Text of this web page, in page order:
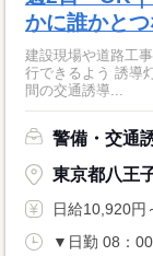
かに誰かと
建設現場や道路工事の 「
行できるよう 誘導灯を振って案内！
間の交通誘導...
警備・交通
東京都八王
日給10,920円
▼日勤 08：00